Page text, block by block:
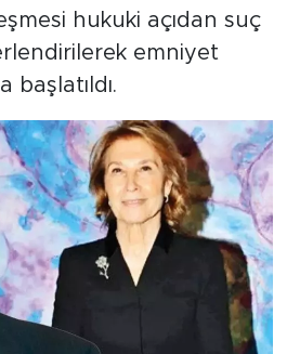
hukuki açıdan suç
emniyet
başlatıldı.